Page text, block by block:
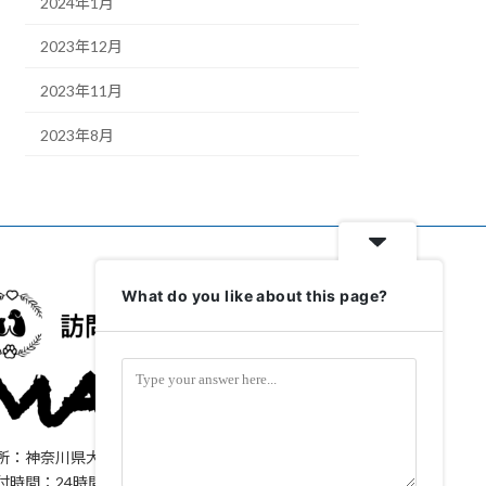
2023年12月
2023年11月
2023年8月
：神奈川県大和市上和田1323-61
時間：24時間365日対応
What do you like about this page?